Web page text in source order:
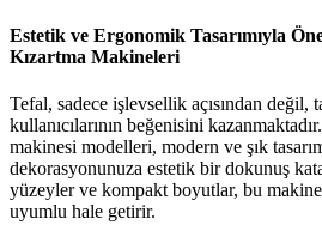
Estetik ve Ergonomik Tasarımıyla
Kızartma Makineleri
Tefal, sadece işlevsellik açısından değil,
kullanıcılarının beğenisini
makinesi modelleri, modern ve şık
dekorasyonunuza estetik bir dokunuş
yüzeyler ve kompakt boyutlar, bu
uyumlu hale getirir.